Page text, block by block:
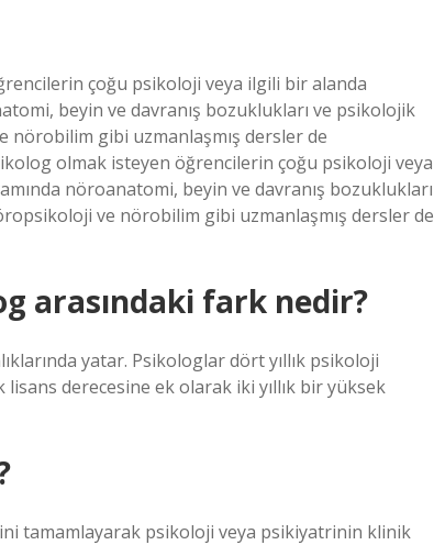
çoğu psikoloji veya ilgili bir alanda
beyin ve davranış bozuklukları ve psikolojik
nörobilim gibi uzmanlaşmış dersler de
olmak isteyen öğrencilerin çoğu psikoloji veya
nöroanatomi, beyin ve davranış bozuklukları
ve nörobilim gibi uzmanlaşmış dersler de
arasındaki fark nedir?
yatar. Psikologlar dört yıllık psikoloji
derecesine ek olarak iki yıllık bir yüksek
tamamlayarak psikoloji veya psikiyatrinin klinik